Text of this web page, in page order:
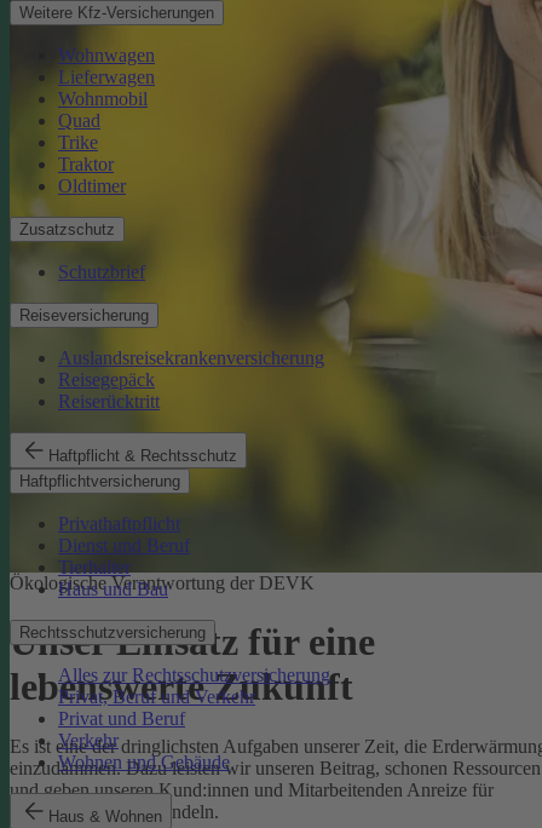
Weitere Kfz-Versicherungen
Wohnwagen
Lieferwagen
Wohnmobil
Quad
Trike
Traktor
Oldtimer
Zusatzschutz
Schutzbrief
Reiseversicherung
Auslandsreisekrankenversicherung
Reisegepäck
Reiserücktritt
Haftpflicht & Rechtsschutz
Haftpflichtversicherung
Privathaftpflicht
Dienst und Beruf
Tierhalter
Haus und Bau
Rechtsschutzversicherung
Alles zur Rechtsschutzversicherung
Privat, Beruf und Verkehr
Privat und Beruf
Verkehr
Wohnen und Gebäude
Haus & Wohnen
Ökologische Verantwortung der DEVK
Unser Einsatz für eine
lebenswerte Zukunft
Es ist eine der dringlichsten Aufgaben unserer Zeit, die
einzudämmen. Dazu leisten wir unseren Beitrag, schonen Ressourcen
und geben unseren Kund:innen und Mitarbeitenden Anreize für
umweltbewusstes Handeln.